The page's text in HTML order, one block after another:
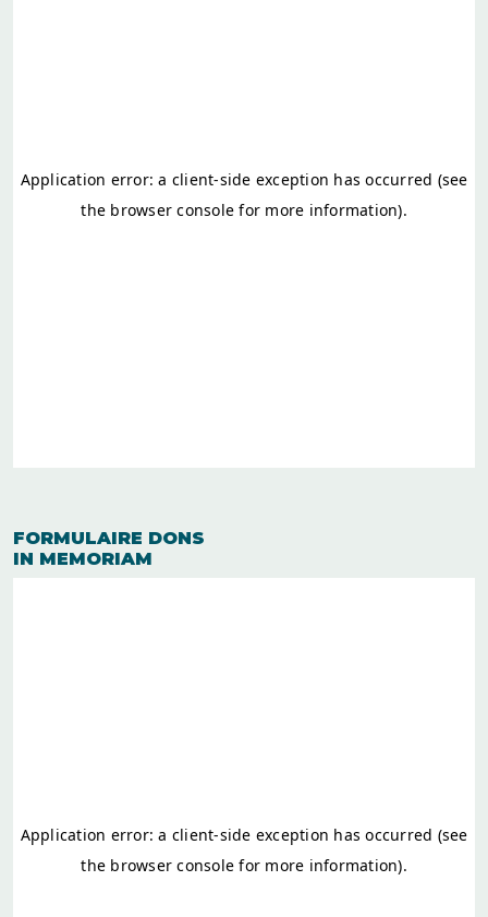
FORMULAIRE DONS
IN MEMORIAM